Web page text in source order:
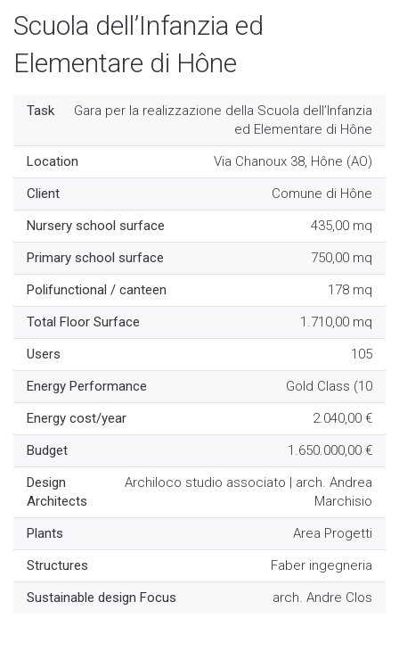
Scuola dell’Infanzia ed
Elementare di Hône
Task
Gara per la realizzazione della Scuola dell’Infanzia
ed Elementare di Hône
Location
Via Chanoux 38, Hône (AO)
Client
Comune di Hône
Nursery school surface
435,00 mq
Primary school surface
750,00 mq
Polifunctional / canteen
178 mq
Total Floor Surface
1.710,00 mq
Users
105
Energy Performance
Gold Class (10
Energy cost/year
2.040,00 €
Budget
1.650.000,00 €
Design
Architects
Archiloco studio associato | arch. Andrea
Marchisio
Plants
Area Progetti
Structures
Faber ingegneria
Sustainable design Focus
arch. Andre Clos